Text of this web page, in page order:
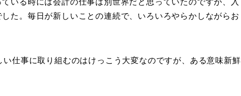
いる時には会計の仕事は別世界だと思っていたのですが、入
た。毎日が新しいことの連続で、いろいろやらかしながらお
仕事に取り組むのはけっこう大変なのですが、ある意味新鮮